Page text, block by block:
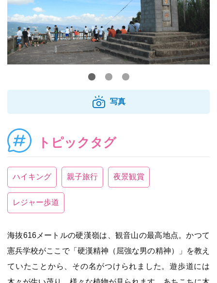
写真
トピックタグ
ハイキング 親子旅行 夜景観賞
レジャー歩道
海抜616メートルの硬漢嶺は、観音山の最高地点。かつて
憲兵学校がここで「硬漢精神（屈強な男の精神）」を教え
ていたことから、その名がつけられました。遊歩道には